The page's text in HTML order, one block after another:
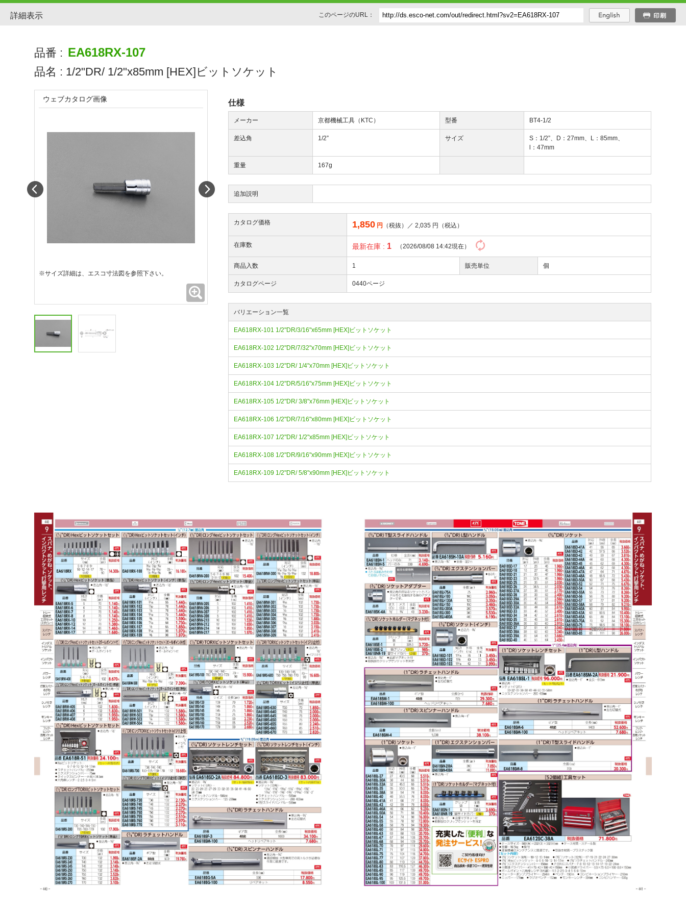
詳細表示 このページのURL：
品番 : EA618RX-107
品名 : 1/2"DR/ 1/2"x85mm [HEX]ビットソケット
仕様
メーカー 京都機械工具（KTC） 型番 BT4-1/2
差込角 1/2” サイズ
S：1/2”、D：27mm、L：85mm、
l：47mm
重量 167g
追加説明
カタログ価格 1,850 円 （税抜）／2,035 円（税込）
在庫数 最新在庫 : 1 （2026/08/08 14:42現在）
商品入数 1 販売単位 個
カタログページ 0440ページ
バリエーション一覧
EA618RX-101 1/2"DR/3/16"x65mm [HEX]ビットソケット
EA618RX-102 1/2"DR/7/32"x70mm [HEX]ビットソケット
EA618RX-103 1/2"DR/ 1/4"x70mm [HEX]ビットソケット
EA618RX-104 1/2"DR/5/16"x75mm [HEX]ビットソケット
EA618RX-105 1/2"DR/ 3/8"x76mm [HEX]ビットソケット
EA618RX-106 1/2"DR/7/16"x80mm [HEX]ビットソケット
EA618RX-107 1/2"DR/ 1/2"x85mm [HEX]ビットソケット
EA618RX-108 1/2"DR/9/16"x90mm [HEX]ビットソケット
EA618RX-109 1/2"DR/ 5/8"x90mm [HEX]ビットソケット
ウェブカタログ画像
※サイズ詳細は、エスコ寸法図を参照下さい。